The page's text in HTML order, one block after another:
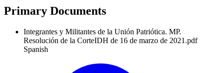
Primary Documents
Integrantes y Militantes de la Unión Patriótica. MP.
Resolución de la CorteIDH de 16 de marzo de 2021.pdf
Spanish